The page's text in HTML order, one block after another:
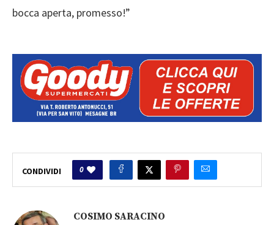
bocca aperta, promesso!”
CONDIVIDI 0
COSIMO SARACINO